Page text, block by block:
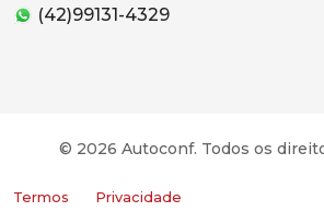
(42)99131-4329
© 2026 Autoconf. Todos os
Termos Privacidade